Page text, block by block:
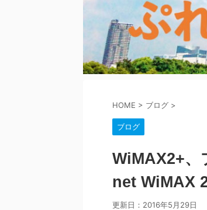
HOME > ブログ >
ブログ
WiMAX2+、
net WiMAX
更新日： 2016年5月29日